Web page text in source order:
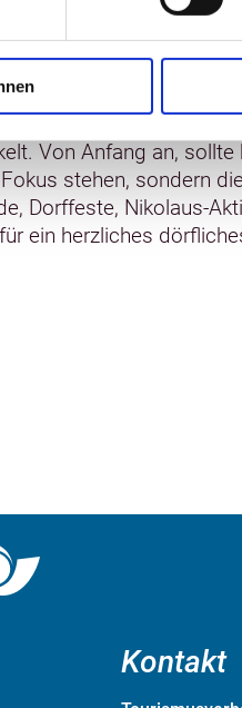
eG betreibt den
Angebot. Eine
Motto, viel Optimismus
Von Anfang an, sollte
stehen, sondern
Dorffeste, Nikolaus-
ein herzliches
Kontakt